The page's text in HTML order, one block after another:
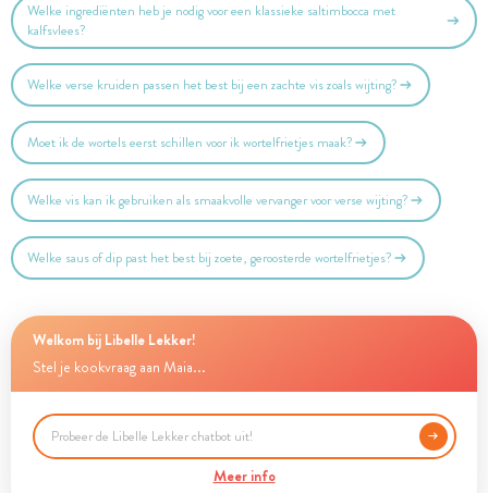
Welke ingrediënten heb je nodig voor een klassieke saltimbocca met
kalfsvlees?
Welke verse kruiden passen het best bij een zachte vis zoals wijting?
Moet ik de wortels eerst schillen voor ik wortelfrietjes maak?
Welke vis kan ik gebruiken als smaakvolle vervanger voor verse wijting?
Welke saus of dip past het best bij zoete, geroosterde wortelfrietjes?
Welkom bij Libelle Lekker!
Stel je kookvraag aan Maia...
Meer info